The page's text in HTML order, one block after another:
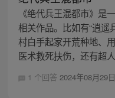
《绝代兵王混都市》是
相关作品。比如有“逍遥
村白手起家开荒种地、
医术救死扶伤，还有超
1 个回答 2024年08月29